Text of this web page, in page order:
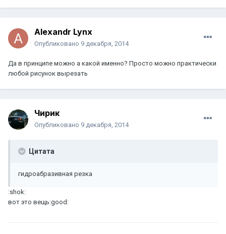
Alexandr Lynx
Опубликовано 9 декабря, 2014
Да в принципе можно а какой именно? Просто можно практически
любой рисунок вырезать
Чирик
Опубликовано 9 декабря, 2014
Цитата
гидроабразивная резка
:shok:
вот это вещь:good: